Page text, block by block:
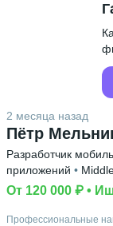
Пётр
2 месяца назад
Разработчик
приложений •
От 120 000 ₽ •
Профессиональные